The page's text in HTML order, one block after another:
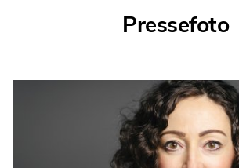
Pressefoto